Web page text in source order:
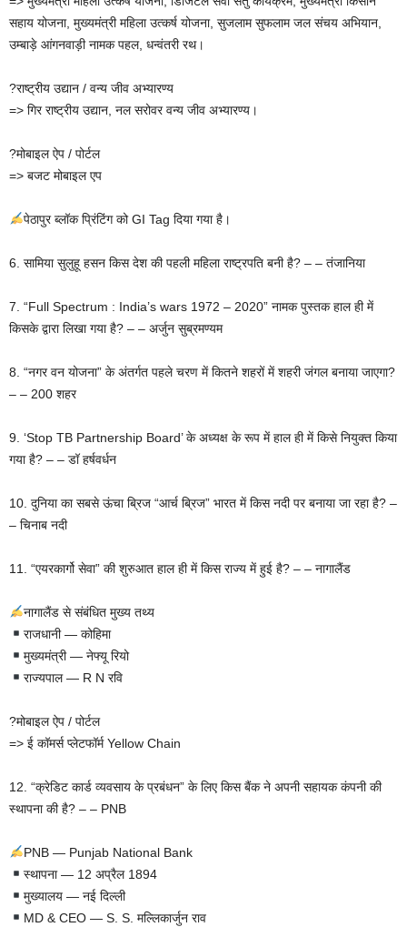
सहाय योजना, मुख्यमंत्री महिला उत्कर्ष योजना, सुजलाम सुफलाम जल संचय अभियान,
उम्बाड़े आंगनवाड़ी नामक पहल, धन्वंतरी रथ।
?राष्ट्रीय उद्यान / वन्य जीव अभ्यारण्य
=> गिर राष्ट्रीय उद्यान, नल सरोवर वन्य जीव अभ्यारण्य।
?मोबाइल ऐप / पोर्टल
=> बजट मोबाइल एप
पेठापुर ब्लॉक प्रिंटिंग को GI Tag दिया गया है।
6. सामिया सुलुहू हसन किस देश की पहली महिला राष्ट्रपति बनी है? – – तंजानिया
7. “Full Spectrum : India’s wars 1972 – 2020” नामक पुस्तक हाल ही में
किसके द्वारा लिखा गया है? – – अर्जुन सुब्रमण्यम
8. “नगर वन योजना” के अंतर्गत पहले चरण में कितने शहरों में शहरी जंगल बनाया जाएगा?
– – 200 शहर
9. ‘Stop TB Partnership Board’ के अध्यक्ष के रूप में हाल ही में किसे नियुक्त किया
गया है? – – डॉ हर्षवर्धन
10. दुनिया का सबसे ऊंचा ब्रिज “आर्च ब्रिज” भारत में किस नदी पर बनाया जा रहा है? –
– चिनाब नदी
11. “एयरकार्गो सेवा” की शुरुआत हाल ही में किस राज्य में हुई है? – – नागालैंड
नागालैंड से संबंधित मुख्य तथ्य
राजधानी — कोहिमा
मुख्यमंत्री — नेफ्यू रियो
राज्यपाल — R N रवि
?मोबाइल ऐप / पोर्टल
=> ई कॉमर्स प्लेटफॉर्म Yellow Chain
12. “क्रेडिट कार्ड व्यवसाय के प्रबंधन” के लिए किस बैंक ने अपनी सहायक कंपनी की
स्थापना की है? – – PNB
PNB — Punjab National Bank
स्थापना — 12 अप्रैल 1894
मुख्यालय — नई दिल्ली
MD & CEO — S. S. मल्लिकार्जुन राव